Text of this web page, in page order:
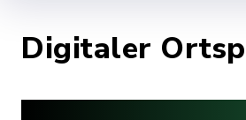
Digitaler